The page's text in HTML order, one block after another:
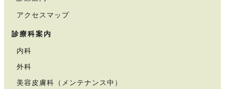
アクセスマップ
診療科案内
内科
外科
美容皮膚科（メンテナンス中）